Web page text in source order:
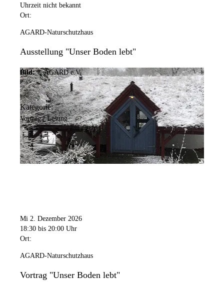
Uhrzeit nicht bekannt
Ort:
AGARD-Naturschutzhaus
Ausstellung "Unser Boden lebt"
Bild: © AGARD e.V.
Kategorie:
Vortrag / Lesung
Mi 2. Dezember 2026
18:30 bis 20:00 Uhr
Ort:
AGARD-Naturschutzhaus
Vortrag "Unser Boden lebt"